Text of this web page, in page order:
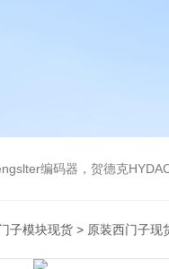
克HYDAC传感器，阿斯卡ASCO电磁阀，阿托斯
子模块现货 > 原装西门子现